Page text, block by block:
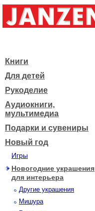
Книги
Для детей
Рукоделие
Аудиокниги,
мультимедиа
Подарки и сувениры
Новый год
Игры
Новогодние украшения
для интерьера
Другие украшения
Мишура